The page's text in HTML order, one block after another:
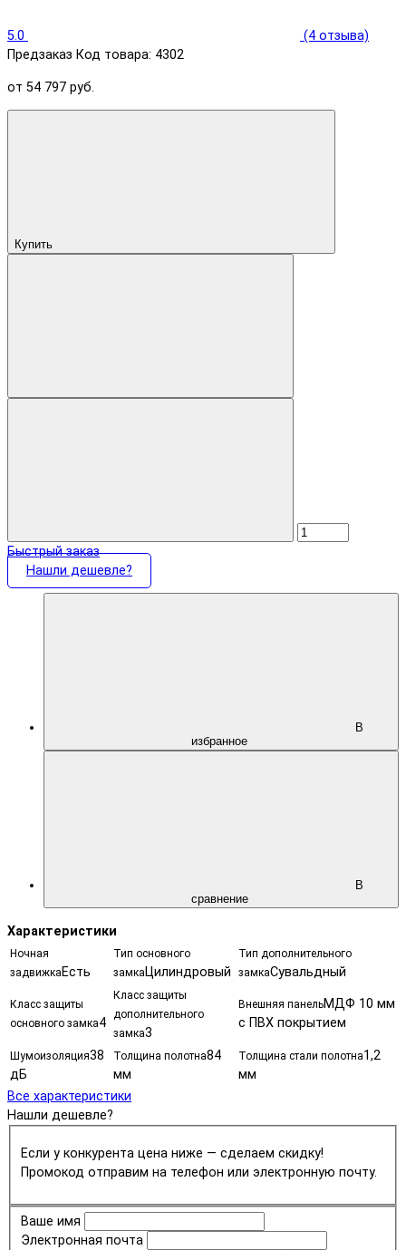
5.0
(4 отзыва)
Предзаказ Код товара: 4302
от 54 797 руб.
Купить
Быстрый заказ
Нашли дешевле?
В
избранное
В
сравнение
Характеристики
Ночная
задвижка Есть
Тип основного
замка Цилиндровый
Тип дополнительного
замкаСувальдный
Класс защиты
основного замка4
Класс защиты
дополнительного
замка3
Внешняя панельМДФ 10 мм
с ПВХ покрытием
Шумоизоляция38
дБ
Толщина полотна84
мм
Толщина стали полотна1,2
мм
Все характеристики
Нашли дешевле?
Если у конкурента цена ниже — сделаем скидку!
Промокод отправим на телефон или электронную почту.
Ваше имя
Электронная почта